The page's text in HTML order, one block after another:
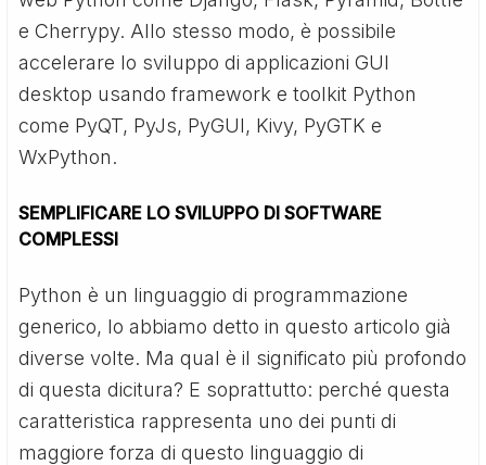
e Cherrypy. Allo stesso modo, è possibile
accelerare lo sviluppo di applicazioni GUI
desktop usando framework e toolkit Python
come PyQT, PyJs, PyGUI, Kivy, PyGTK e
WxPython.
SEMPLIFICARE LO SVILUPPO DI SOFTWARE
COMPLESSI
Python è un linguaggio di programmazione
generico, lo abbiamo detto in questo articolo già
diverse volte. Ma qual è il significato più profondo
di questa dicitura? E soprattutto: perché questa
caratteristica rappresenta uno dei punti di
maggiore forza di questo linguaggio di